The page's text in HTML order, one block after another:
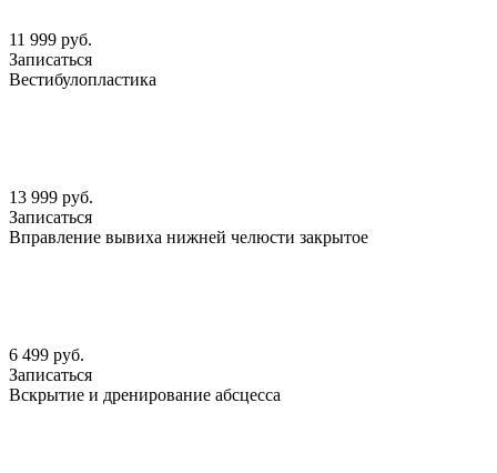
11 999 руб.
Записаться
Вестибулопластика
13 999 руб.
Записаться
Вправление вывиха нижней челюсти закрытое
6 499 руб.
Записаться
Вскрытие и дренирование абсцесса